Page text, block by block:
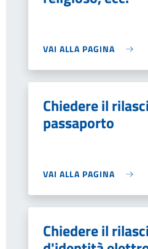
VAI ALLA PAGINA
Chiedere il
passaporto
VAI ALLA PAGINA
Chiedere il